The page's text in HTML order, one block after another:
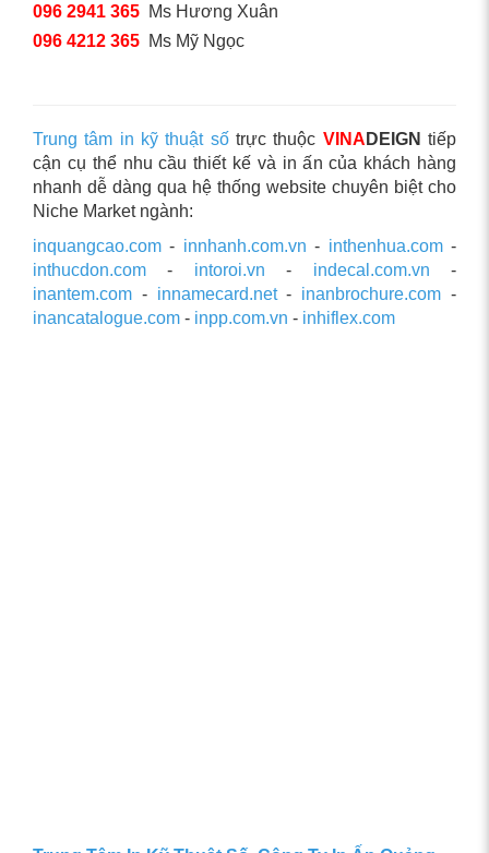
096 2941 365 Ms Hương Xuân
096 4212 365 Ms Mỹ Ngọc
Trung tâm in kỹ thuật sốtrực thuộc VINA DEIGN tiếp
cận cụ thể nhu cầu thiết kế và in ấn của khách hàng
nhanh dễ dàng qua hệ thống website chuyên biệt cho
Niche Market ngành:
inquangcao.com - innhanh.com.vn - inthenhua.com-
inthucdon.com - intoroi.vn - indecal.com.vn -
inantem.com - innamecard.net- inanbrochure.com -
inancatalogue.com - inpp.com.vn - inhiflex.com